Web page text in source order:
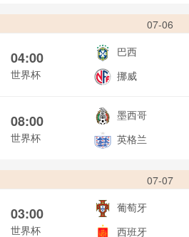
07-06
04:00
世界杯
巴西
挪威
08:00
世界杯
墨西哥
英格兰
07-07
03:00
世界杯
葡萄牙
西班牙